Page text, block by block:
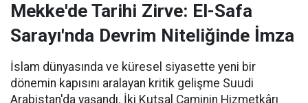
Mekke'de Tarihi Zirve: El-Safa
Sarayı'nda Devrim Niteliğinde İmza
İslam dünyasında ve küresel siyasette yeni bir
dönemin kapısını aralayan kritik gelişme Suudi
Arabistan'da yaşandı. İki Kutsal Caminin Hizmetkârı